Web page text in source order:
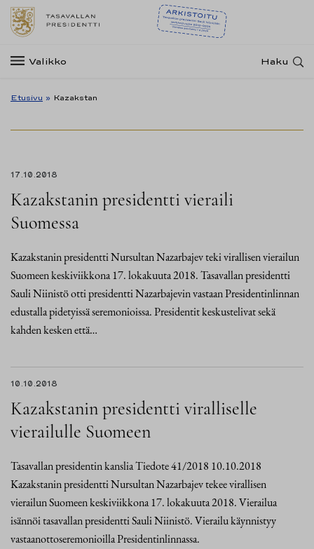
Valikko Haku
Etusivu » Kazakstan
17.10.2018
Kazakstanin presidentti vieraili
Suomessa
Kazakstanin presidentti Nursultan Nazarbajev teki virallisen vierailun
Suomeen keskiviikkona 17. lokakuuta 2018. Tasavallan presidentti
Sauli Niinistö otti presidentti Nazarbajevin vastaan Presidentinlinnan
edustalla pidetyissä seremonioissa. Presidentit keskustelivat sekä
kahden kesken että…
10.10.2018
Kazakstanin presidentti viralliselle
vierailulle Suomeen
Tasavallan presidentin kanslia Tiedote 41/2018 10.10.2018
Kazakstanin presidentti Nursultan Nazarbajev tekee virallisen
vierailun Suomeen keskiviikkona 17. lokakuuta 2018. Vierailua
isännöi tasavallan presidentti Sauli Niinistö. Vierailu käynnistyy
vastaanottoseremonioilla Presidentinlinnassa.